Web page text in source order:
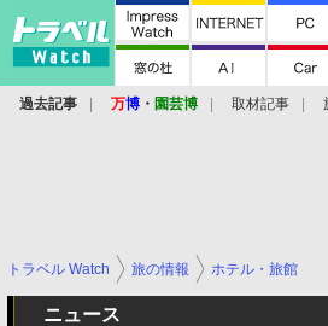
過去記事 万博 ・ 園芸博 取材記事
トラベル Watch 旅の情報 ホテル・旅館
ニュース